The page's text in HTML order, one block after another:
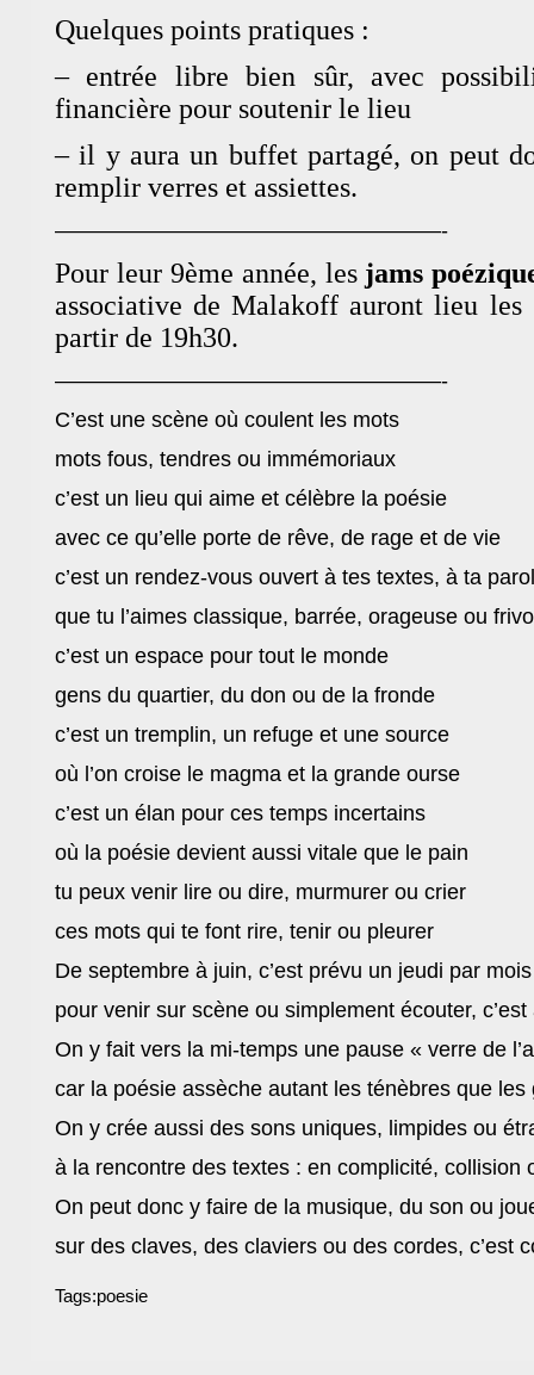
Quelques points pratiques :
– entrée libre bien sûr, avec
financière pour soutenir le lieu
– il y aura un buffet partagé, on peut
remplir verres et assiettes.
——————————————————-
Pour leur 9ème année, les jams
associative de Malakoff auront lieu
partir de 19h30.
——————————————————-
C’est une scène où coulent les mots
mots fous, tendres ou immémoriaux
c’est un lieu qui aime et célèbre la poésie
avec ce qu’elle porte de rêve, de rage et de vie
c’est un rendez-vous ouvert à tes textes, à ta
que tu l’aimes classique, barrée, orageuse ou
c’est un espace pour tout le monde
gens du quartier, du don ou de la fronde
c’est un tremplin, un refuge et une source
où l’on croise le magma et la grande ourse
c’est un élan pour ces temps incertains
où la poésie devient aussi vitale que le pain
tu peux venir lire ou dire, murmurer ou crier
ces mots qui te font rire, tenir ou pleurer
De septembre à juin, c’est prévu un jeudi par mois
pour venir sur scène ou simplement écouter, c’est
On y fait vers la mi-temps une pause « verre de
car la poésie assèche autant les ténèbres que les
On y crée aussi des sons uniques, limpides ou
à la rencontre des textes : en complicité, collision
On peut donc y faire de la musique, du son ou
sur des claves, des claviers ou des cordes, c’est
Tags:poesie
BAM !
Powered byWordPress